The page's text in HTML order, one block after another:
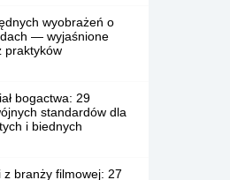
wyobrażeń o
— wyjaśnione
praktyków
bogactwa: 29
standardów dla
i biednych
z branży filmowej: 27